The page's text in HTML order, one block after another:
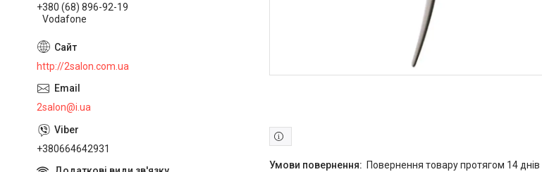
повернення товару протягом 14 днів
+380 (68) 896-92-19
Vodafone
http://2salon.com.ua
2salon@i.ua
+380664642931